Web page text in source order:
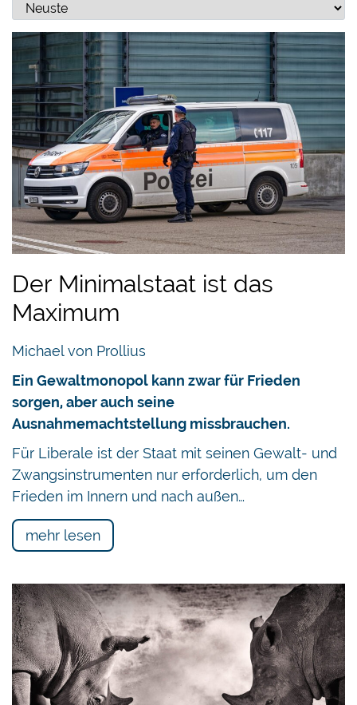
Der Minimalstaat ist das
Maximum
Michael von Prollius
Ein Gewaltmonopol kann zwar für Frieden
sorgen, aber auch seine
Ausnahmemachtstellung missbrauchen.
Für Liberale ist der Staat mit seinen Gewalt- und
Zwangsinstrumenten nur erforderlich, um den
Frieden im Innern und nach außen…
mehr lesen